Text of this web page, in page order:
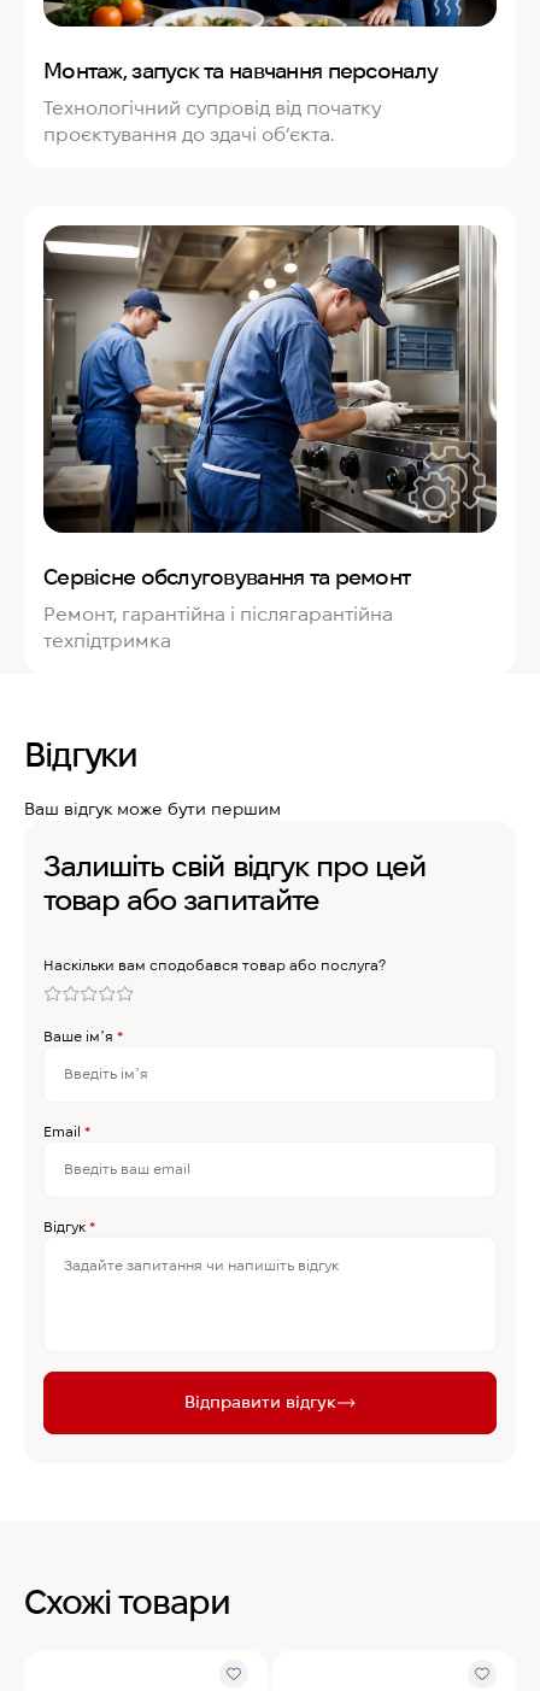
Монтаж, запуск та навчання персоналу
Технологічний супровід від початку
проєктування до здачі об’єкта.
Сервісне обслуговування та ремонт
Ремонт, гарантійна і післягарантійна
техпідтримка
Відгуки
Ваш відгук може бути першим
Залишіть свій відгук про цей
товар або запитайте
Наскільки вам сподобався товар або послуга?
Ваше імʼя *
Email *
Відгук *
Відправити відгук
Схожі товари